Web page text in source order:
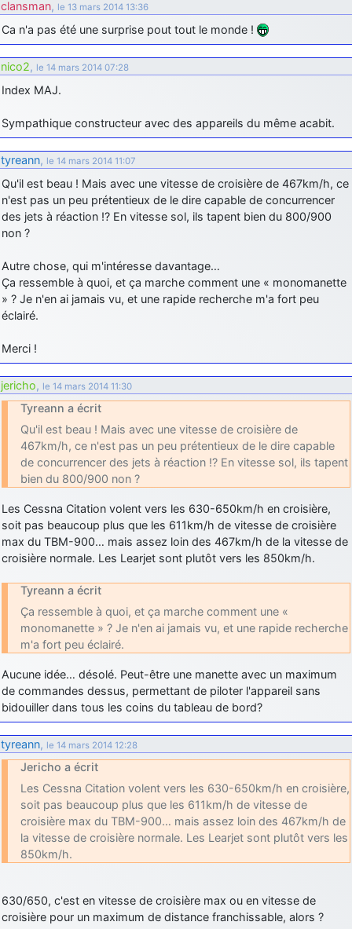
passionnée par l'aviation militaire , pourrais je savoir que faire après
le lycée pour s'orienter et pouvoir devenir officier de l'armée de l'air?
mahmoud: bonsoir, très instructif ce site .mais nous aimerions avoir
les photo des anciens appareils de l'armée de l'air de la haute -volta
d9pouces : Ça me casse quand même bien les pieds, j’avoue
jericho: Pour moi tout est à nouveau OK dirait-on… Merci à toi.
d9pouces: En espérant n’avoir coupé les accessoires de personne
au passage !
d9pouces: j'ai trouvé un palliatif un peu violent, mais ça devrait aller
un peu mieux
jericho: Ah ben je peux te confirmer que j'étais resté dans le filtre…
d9pouces
tout voir
clansman, le 13 mars 2014 13:36
Ca n'a pas été une surprise pout tout le monde !
nico2, le 14 mars 2014 07:28
Index MAJ.
Sympathique constructeur avec des appareils du même acabit.
tyreann, le 14 mars 2014 11:07
Qu'il est beau ! Mais avec une vitesse de croisière de 467km/h, ce
n'est pas un peu prétentieux de le dire capable de concurrencer
des jets à réaction !? En vitesse sol, ils tapent bien du 800/900
non ?
Autre chose, qui m'intéresse davantage…
Ça ressemble à quoi, et ça marche comment une « monomanette
» ? Je n'en ai jamais vu, et une rapide recherche m'a fort peu
éclairé.
Merci !
jericho, le 14 mars 2014 11:30
Tyreann a écrit
Qu'il est beau ! Mais avec une vitesse de croisière de
467km/h, ce n'est pas un peu prétentieux de le dire capable
de concurrencer des jets à réaction !? En vitesse sol, ils tapent
bien du 800/900 non ?
Les Cessna Citation volent vers les 630-650km/h en croisière,
soit pas beaucoup plus que les 611km/h de vitesse de croisière
max du TBM-900… mais assez loin des 467km/h de la vitesse de
croisière normale. Les Learjet sont plutôt vers les 850km/h.
Tyreann a écrit
Ça ressemble à quoi, et ça marche comment une «
monomanette » ? Je n'en ai jamais vu, et une rapide recherche
m'a fort peu éclairé.
Aucune idée… désolé. Peut-être une manette avec un maximum
de commandes dessus, permettant de piloter l'appareil sans
bidouiller dans tous les coins du tableau de bord?
tyreann, le 14 mars 2014 12:28
Jericho a écrit
Les Cessna Citation volent vers les 630-650km/h en croisière,
soit pas beaucoup plus que les 611km/h de vitesse de
croisière max du TBM-900… mais assez loin des 467km/h de
la vitesse de croisière normale. Les Learjet sont plutôt vers les
850km/h.
630/650, c'est en vitesse de croisière max ou en vitesse de
croisière pour un maximum de distance franchissable, alors ?